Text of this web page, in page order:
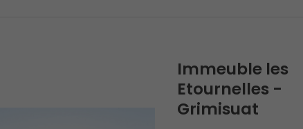
Immeuble les
Etournelles -
Grimisuat